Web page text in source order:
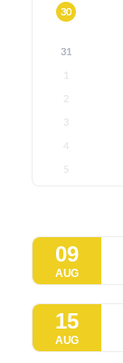
30
31
1
2
3
4
5
09
AUG
15
AUG